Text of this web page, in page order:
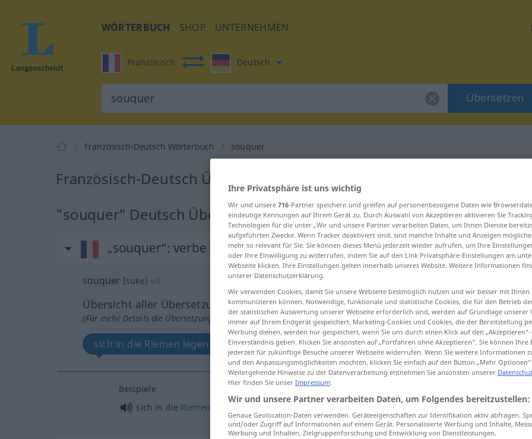
WÖRTERBUCH SHOP UNTERNEHMEN
Französisch Deutsch
Übersetzen
Französisch-Deutsch Wörterbuch souquer
Französisch-Deutsch Übersetzung für "souquer"
"souquer" Deutsch Übersetzung
„souquer“: verbe intransitif
souquer [suke] v/i
Übersicht aller Übersetzungen
(Für mehr Details die Übersetzung anklicken/antippen)
sich in die Riemen legen
Beispiele
sich in die Riemen ferme
Ihre Privatsphäre ist uns wichtig
Wir und unsere 716-Partner speichern und greifen auf personenbezogene Daten wie
eindeutige Kennungen auf Ihrem Gerät zu. Durch Auswahl von Akzeptieren aktivieren Sie
Technologien für die unter „Wir und unsere Partner verarbeiten Daten, um Ihnen Dienste
aufgeführten Zwecke. Wenn Tracker deaktiviert sind, sind manche Inhalte und Anzeigen
mehr so relevant für Sie. Sie können dieses Menü jederzeit wieder aufrufen, um Ihre
oder Ihre Einwilligung zu widerrufen, indem Sie auf den Link Privatsphäre-Einstellungen am
Webseite klicken. Ihre Einstellungen gelten innerhalb unseres Website. Weitere Informationen
unserer Datenschutzerklärung.
Wir verwenden Cookies, damit Sie unsere Webseite bestmöglich nutzen und wir besser mit Ihnen
kommunizieren können. Notwendige, funktionale und statistische Cookies, die für den Betrieb
der statistischen Auswertung unserer Webseite erforderlich sind, werden auf Grundlage unserer
immer auf Ihrem Endgerät gespeichert. Marketing-Cookies und Cookies, die der Bereitstellung
Werbung dienen, werden nur gespeichert, wenn Sie uns durch einen Klick auf den
Einverständnis geben. Klicken Sie ansonsten auf „Fortfahren ohne Akzeptieren“. Sie können
jederzeit für zukünftige Besuche unserer Webseite widerrufen. Wenn Sie weitere Informationen
und den Anpassungsmöglichkeiten möchten, klicken Sie einfach auf den Button „Mehr
Weitergehende Hinweise zu der Datenverarbeitung entnehmen Sie ansonsten unserer
Hier finden Sie unser Impressum.
Wir und unsere Partner verarbeiten Daten, um Folgendes bereitzustellen:
Genaue Geolocation-Daten verwenden. Geräteeigenschaften zur Identifikation aktiv abfragen.
und/oder Zugriff auf Informationen auf einem Gerät. Personalisierte Werbung und Inhalte,
Werbung und Inhalten, Zielgruppenforschung und Entwicklung von Dienstleistungen.